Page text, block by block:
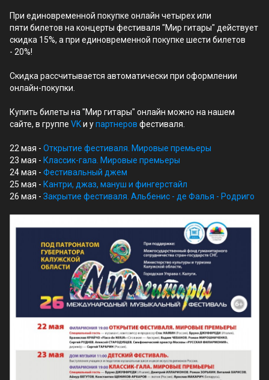
При единовременной покупке онлайн четырех или
пяти билетов на концерты фестиваля "Мир гитары" действует
скидка 15%, а при единовременной покупке шести билетов
- 20%!
Скидка рассчитывается автоматически при оформлении
онлайн-покупки.
Купить билеты на "Мир гитары" онлайн можно на нашем
сайте, в группе VKи упартнеров фестиваля.
22 мая - Открытие фестиваля. Мировые премьеры
23 мая - Классик-гала. Мировые премьеры
24 мая - Фестивальный джем
25 мая - Кантри, джаз, мануш и фингерстайл
26 мая - Закрытие фестиваля. Альбенис - де Фалья - Родриго